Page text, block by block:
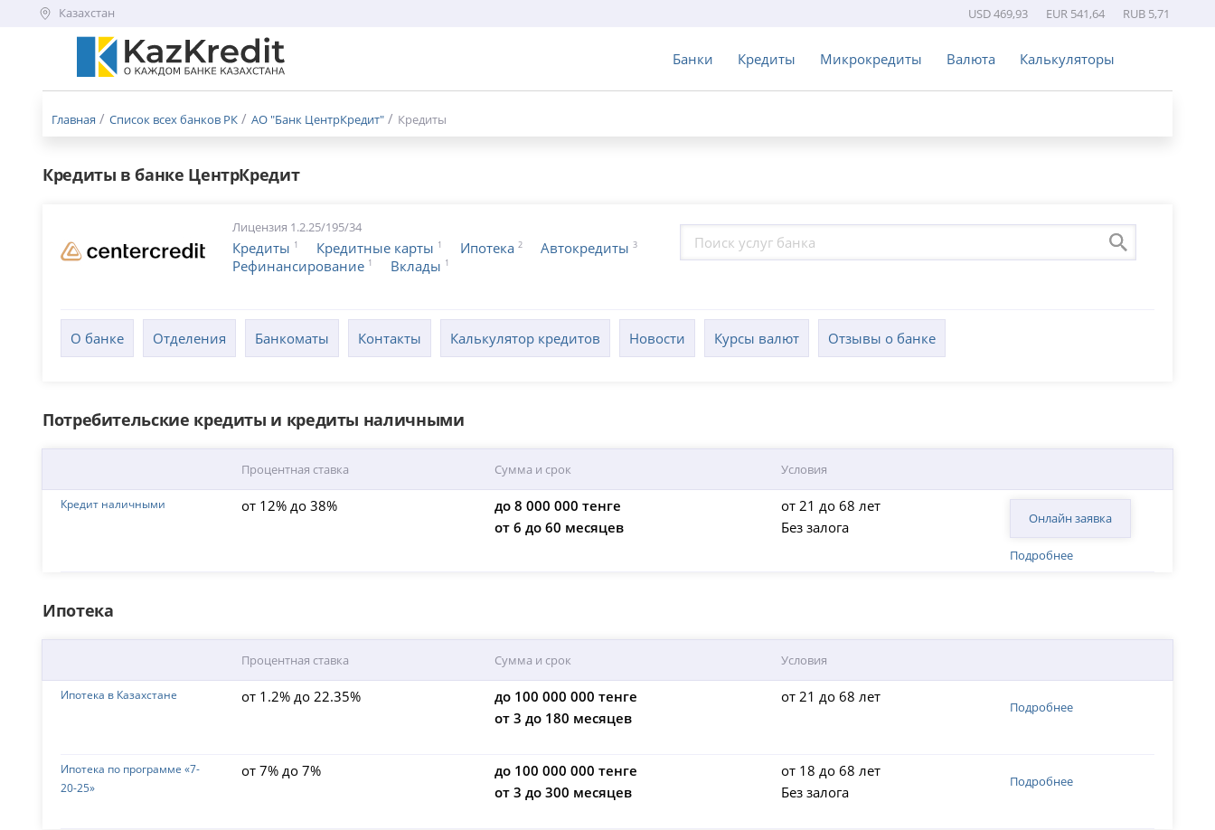
Казахстан USD 469,93 EUR 541,64 RUB 5,71
Банки Кредиты Микрокредиты Валюта Калькуляторы
Меню
Главная Список всех банков РК АО "Банк ЦентрКредит" Кредиты
Кредиты в банке ЦентрКредит
Лицензия 1.2.25/195/34
Кредиты 1 Кредитные карты 1 Ипотека 2 Автокредиты 3
Рефинансирование 1 Вклады 1
О банке Отделения Банкоматы Контакты Калькулятор кредитов Новости Курсы валют Отзывы о банке
Потребительские кредиты и кредиты наличными
Процентная ставка Сумма и срок Условия
Кредит наличными от 12% до 38%
до 8 000 000 тенге
от 6 до 60 месяцев
от 21 до 68 лет
Без залога
Подробнее
Онлайн заявка
Ипотека
Процентная ставка Сумма и срок Условия
Ипотека в Казахстане от 1.2% до 22.35%
до 100 000 000 тенге
от 3 до 180 месяцев
от 21 до 68 лет
Подробнее
Ипотека по программе «7-
20-25»
от 7% до 7%
до 100 000 000 тенге
от 3 до 300 месяцев
от 18 до 68 лет
Без залога
Подробнее